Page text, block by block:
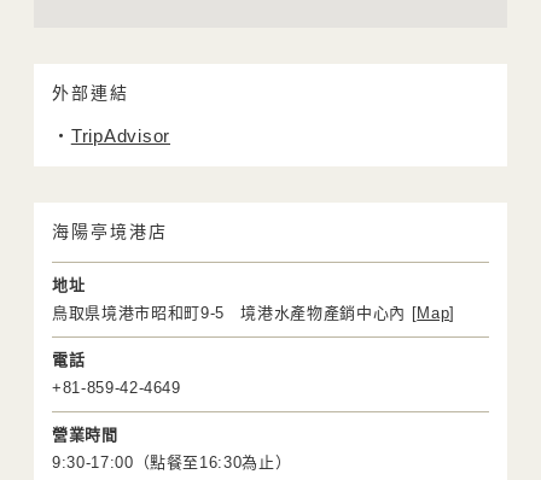
外部連結
TripAdvisor
海陽亭境港店
地址
鳥取県境港市昭和町9-5 境港水產物產銷中心內 [Map]
電話
+81-859-42-4649
營業時間
9:30-17:00（點餐至16:30為止）